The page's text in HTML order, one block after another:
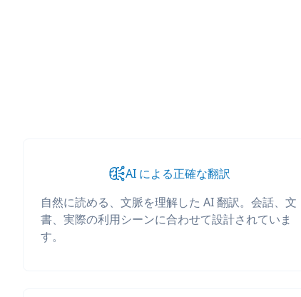
AI による正確な翻訳
自然に読める、文脈を理解した AI 翻訳。会話、文
書、実際の利用シーンに合わせて設計されていま
す。